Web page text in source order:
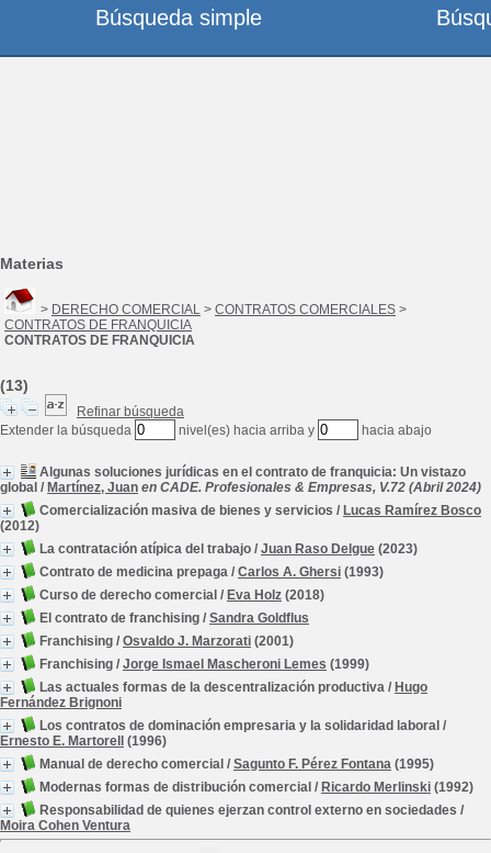
Materias
> DERECHO COMERCIAL > CONTRATOS COMERCIALES >
CONTRATOS DE FRANQUICIA
CONTRATOS DE FRANQUICIA
(13)
Refinar búsqueda
Extender la búsqueda
nivel(es) hacia arriba y hacia abajo
Algunas soluciones jurídicas en el contrato de franquicia: Un vistazo
global / Martínez, Juan en CADE. Profesionales & Empresas, V.72 (Abril 2024)
Comercialización masiva de bienes y servicios / Lucas Ramírez Bosco
(2012)
La contratación atípica del trabajo / Juan Raso Delgue (2023)
Contrato de medicina prepaga / Carlos A. Ghersi (1993)
Curso de derecho comercial / Eva Holz (2018)
El contrato de franchising / Sandra Goldflus
Franchising / Osvaldo J. Marzorati (2001)
Franchising / Jorge Ismael Mascheroni Lemes (1999)
Las actuales formas de la descentralización productiva / Hugo
Fernández Brignoni
Los contratos de dominación empresaria y la solidaridad laboral /
Ernesto E. Martorell
(1996)
Manual de derecho comercial / Sagunto F. Pérez Fontana (1995)
Modernas formas de distribución comercial / Ricardo Merlinski (1992)
Responsabilidad de quienes ejerzan control externo en sociedades /
Moira Cohen Ventura
Búsqueda simple